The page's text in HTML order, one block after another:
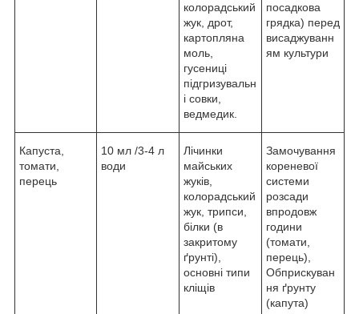
колорадський
жук, дрот,
картопляна
моль,
гусениці
підгризувальн
і совки,
ведмедик.
посадкова
грядка) перед
висаджуванн
ям культури
Капуста,
томати,
перець
10 мл /3-4 л
води
Лічинки
майських
жуків,
колорадський
жук, трипси,
білки (в
закритому
ґрунті),
основні типи
кліщів
Замочування
кореневої
системи
розсади
впродовж
години
(томати,
перець),
Обприскуван
ня ґрунту
(капута)